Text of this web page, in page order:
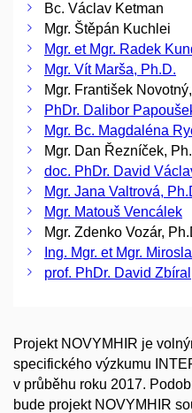
Bc. Václav Ketman
Mgr. Štěpán Kuchlei
Mgr. et Mgr. Radek
Mgr. Vít Marša, Ph.D.
Mgr. František
PhDr. Dalibor
Mgr. Bc. Magdaléna
Mgr. Dan Řezníček,
doc. PhDr. David
Mgr. Jana Valtrová,
Mgr. Matouš Vencálek
Mgr. Zdenko Vozár,
Ing. Mgr. et Mgr.
prof. PhDr. David
Projekt NOVYMHIR je
specifického výzkumu
v průběhu roku 2017.
bude projekt NOVYMHIR